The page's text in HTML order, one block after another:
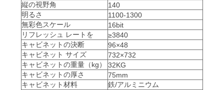
縦の視野角
140
明るさ
1100-1300
無彩色スケール
16bit
リフレッシュ レートを
≥3840
キャビネットの決断
96×48
キャビネット サイズ
732×732
キャビネットの重量（kg）
32KG
キャビネットの厚さ
75mm
キャビネット材料
鉄/アルミニウム